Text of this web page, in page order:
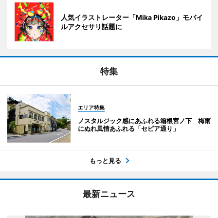
人気イラストレーター「Mika Pikazo」モバイ
ルアクセサリ話題に
特集
エリア特集
ノスタルジック感にあふれる箱根宮ノ下 梅雨
にぬれ風情あふれる「セピア通り」
もっと見る
最新ニュース